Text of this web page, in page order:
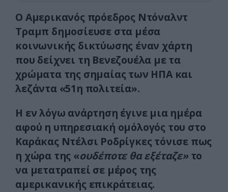
Ο Αμερικανός πρόεδρος Ντόναλντ
Τραμπ δημοσίευσε στα μέσα
κοινωνικής δικτύωσης έναν χάρτη
που δείχνει τη Βενεζουέλα με τα
χρώματα της σημαίας των ΗΠΑ και
λεζάντα «51η πολιτεία».
Η εν λόγω ανάρτηση έγινε μια ημέρα
αφού η υπηρεσιακή ομόλογός του στο
Καράκας Ντέλσι Ροδρίγκες τόνισε πως
η χώρα της «ουδέποτε θα εξέταζε»το
να μετατραπεί σε μέρος της
αμερικανικής επικράτειας.